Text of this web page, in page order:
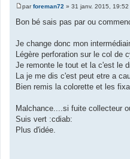
M
s
g
e
parforeman72 » 31 janv. 2015, 19:52
Bon bé sais pas par ou
Je change donc mon
Légère perforation sur le col de
Je remonte le tout et la c'est le
La je me dis c'est peut etre a
Bien remis la colorette et les
Malchance....si fuite collecteur
Suis vert :cdiab:
Plus d'idée.